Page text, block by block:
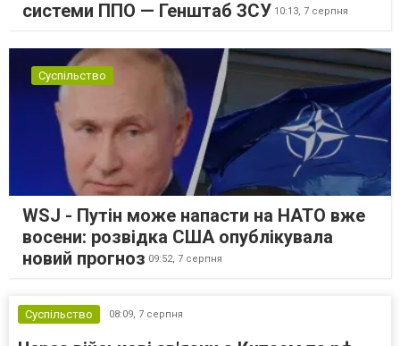
системи ППО — Генштаб ЗСУ 10:13, 7 серпня
Суспільство
WSJ - Путін може напасти на НАТО вже
восени: розвідка США опублікувала
новий прогноз 09:52, 7 серпня
Суспільство 08:09, 7 серпня